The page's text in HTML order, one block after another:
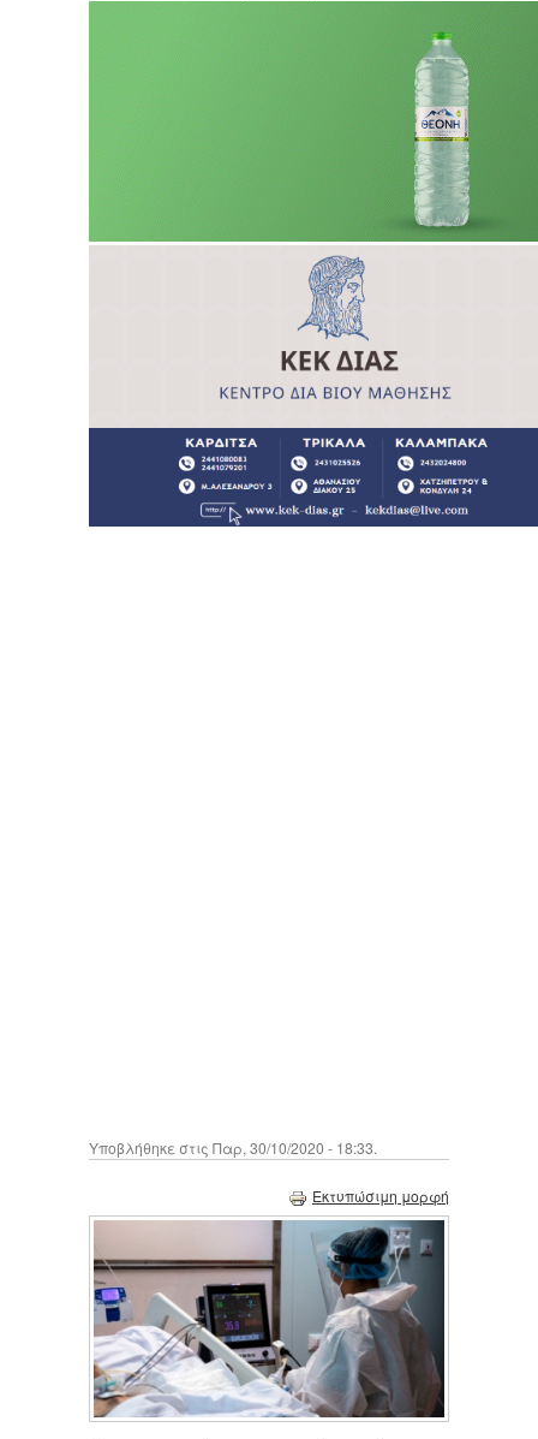
Υποβλήθηκε στις Παρ, 30/10/2020 - 18:33.
Εκτυπώσιμη μορφή